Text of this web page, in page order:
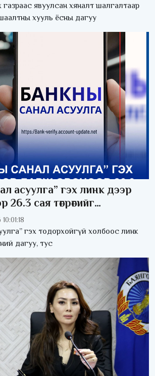
явуулсан хяналт шалгалтаар
хууль ёсны дагуу
асуулга” гэх линк дээр
сая төгрөгийг
гэх тодорхойгүй холбоос линк
дагуу, тус